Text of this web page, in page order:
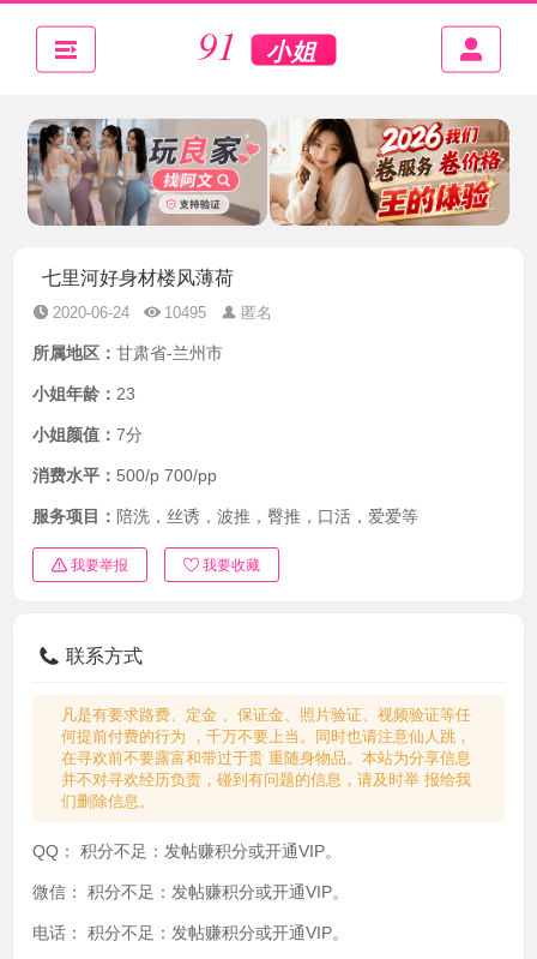
七里河好身材楼风薄荷
2020-06-24 10495 匿名
所属地区： 甘肃省-兰州市
小姐年龄： 23
小姐颜值： 7分
消费水平： 500/p 700/pp
服务项目： 陪洗，丝诱，波推，臀推，口活，爱爱等
我要举报 我要收藏
联系方式
凡是有要求路费、定金 、保证金、照片验证、视频验证等任
何提前付费的行为 ，千万不要上当。同时也请注意仙人跳，
在寻欢前不要露富和带过于贵 重随身物品。本站为分享信息
并不对寻欢经历负责，碰到有问题的信息，请及时举 报给我
们删除信息。
QQ： 积分不足：发帖赚积分或开通VIP。
微信： 积分不足：发帖赚积分或开通VIP。
电话： 积分不足：发帖赚积分或开通VIP。